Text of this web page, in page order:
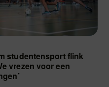
studentensport flink
vrezen voor een